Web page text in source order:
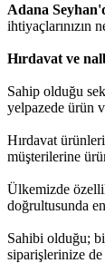
Adana
ihtiyaçlarınızın
Hırdavat ve
Sahip olduğu
yelpazede ürün
Hırdavat
müşterilerine
Ülkemizde
doğrultusunda
Sahibi olduğu;
siparişlerinize